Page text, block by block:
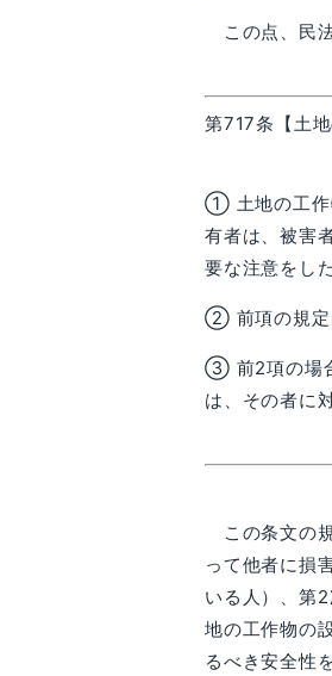
この点、民
第717条【土
① 土地の工作
有者は、被害
要な注意をし
② 前項の規定
③ 前2項の場
は、その者に
この条文の
って他者に損
いる人）、第
地の工作物の
るべき安全性